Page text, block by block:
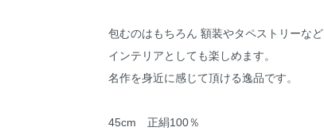
包むのはもちろん 額装やタペストリーなど
インテリアとしても楽しめます。
名作を身近に感じて頂ける逸品です。
45cm 正絹100％